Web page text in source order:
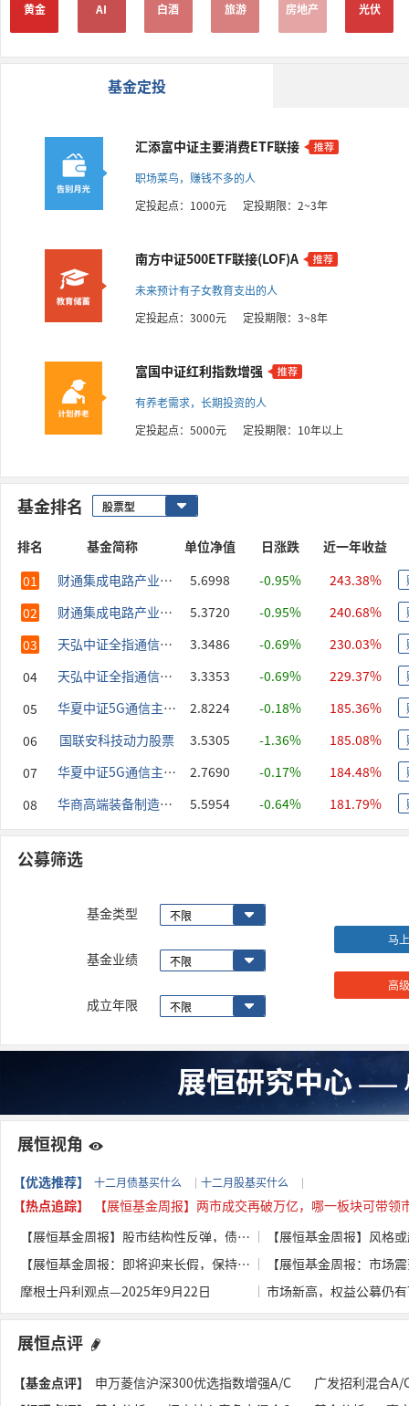
黄金 AI 白酒 旅游 房地产 光伏
基金定投
汇添富中证主要消费ETF联接
职场菜鸟，赚钱不多的人
定投起点：1000元
定投期限：2~3年
南方中证500ETF联接(LOF)A
未来预计有子女教育支出的人
定投起点：3000元
定投期限：3~8年
富国中证红利指数增强
有养老需求，长期投资的人
定投起点：5000元
定投期限：10年以上
基金排名
排名 基金简称 单位净值 日涨跌
近一年收益
01
财通集成电路产业股票-A 5.6998 -0.95% 243.38%
02 财通集成电路产业股票-C 5.3720 -0.95% 240.68%
03 天弘中证全指通信设备指数-A 3.3486 -0.69% 230.03%
04 天弘中证全指通信设备指数-C 3.3353 -0.69% 229.37%
05 华夏中证5G通信主题ETF联接-A 2.8224 -0.18% 185.36%
06 国联安科技动力股票 3.5305 -1.36% 185.08%
07 华夏中证5G通信主题ETF联接-C 2.7690 -0.17% 184.48%
08 华商高端装备制造股票-A 5.5954 -0.64% 181.79%
公募筛选
基金类型
基金业绩
成立年限
马
高
展恒视角
【优选推荐】 十二月债基买什么 十二月股基买什么
【热点追踪】
【展恒基金周报】两市成交再破万亿，哪一板块可带领
【展恒基金周报】股市结构性反弹，债市承压
【展恒基金周报：即将迎来长假，保持聚焦科技行情】
摩根士丹利观点—2025年9月22日
市场新高，权益公募仍
展恒点评
【基金点评】 申万菱信沪深300优选指数增强A/C
广发招利混合A/